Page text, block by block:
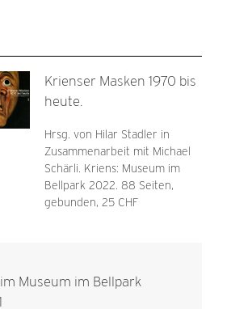
Krienser Masken 1970 bis
heute.
Hrsg. von Hilar Stadler in
Zusammenarbeit mit Michael
Schärli. Kriens: Museum im
Bellpark 2022. 88 Seiten,
gebunden, 25 CHF
Museum im Bellpark